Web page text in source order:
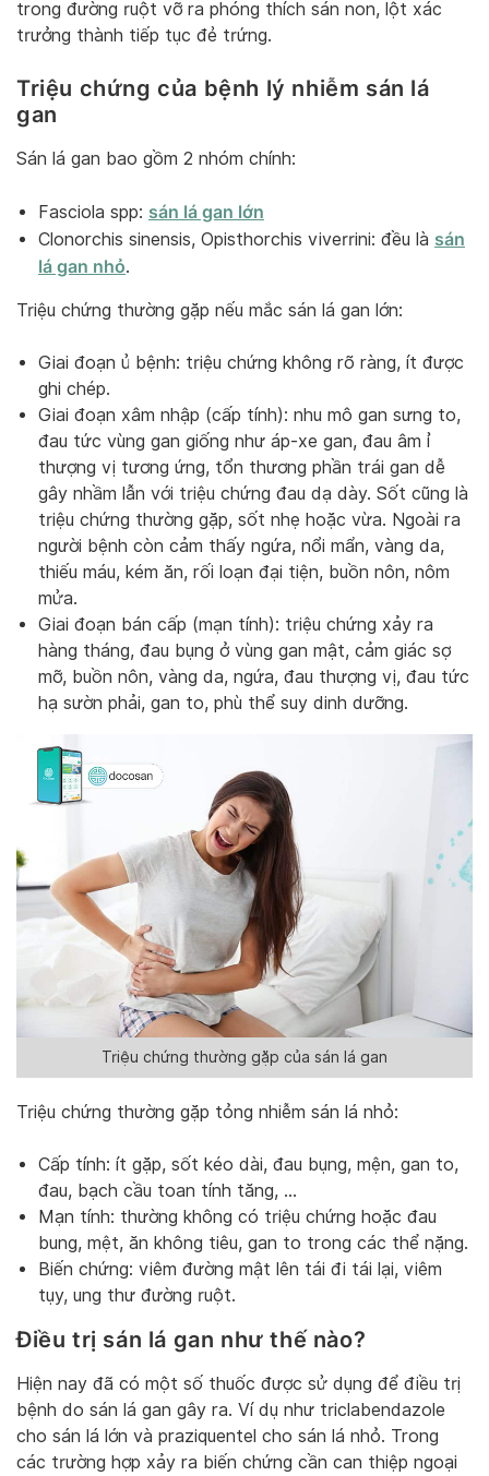
trong đường ruột vỡ ra phóng thích sán non, lột xác
trưởng thành tiếp tục đẻ trứng.
Triệu chứng của bệnh lý nhiễm sán lá
gan
Sán lá gan bao gồm 2 nhóm chính:
Fasciola spp: sán lá gan lớn
Clonorchis sinensis, Opisthorchis viverrini: đều là sán
lá gan nhỏ.
Triệu chứng thường gặp nếu mắc sán lá gan lớn:
Giai đoạn ủ bệnh: triệu chứng không rõ ràng, ít được
ghi chép.
Giai đoạn xâm nhập (cấp tính): nhu mô gan sưng to,
đau tức vùng gan giống như áp-xe gan, đau âm ỉ
thượng vị tương ứng, tổn thương phần trái gan dễ
gây nhầm lẫn với triệu chứng đau dạ dày. Sốt cũng là
triệu chứng thường gặp, sốt nhẹ hoặc vừa. Ngoài ra
người bệnh còn cảm thấy ngứa, nổi mẩn, vàng da,
thiếu máu, kém ăn, rối loạn đại tiện, buồn nôn, nôm
mửa.
Giai đoạn bán cấp (mạn tính): triệu chứng xảy ra
hàng tháng, đau bụng ở vùng gan mật, cảm giác sợ
mỡ, buồn nôn, vàng da, ngứa, đau thượng vị, đau tức
hạ sườn phải, gan to, phù thể suy dinh dưỡng.
Triệu chứng thường gặp của sán lá gan
Triệu chứng thường gặp tỏng nhiễm sán lá nhỏ:
Cấp tính: ít gặp, sốt kéo dài, đau bụng, mện, gan to,
đau, bạch cầu toan tính tăng, …
Mạn tính: thường không có triệu chứng hoặc đau
bung, mệt, ăn không tiêu, gan to trong các thể nặng.
Biến chứng: viêm đường mật lên tái đi tái lại, viêm
tụy, ung thư đường ruột.
Điều trị sán lá gan như thế nào?
Hiện nay đã có một số thuốc được sử dụng để điều trị
bệnh do sán lá gan gây ra. Ví dụ như triclabendazole
cho sán lá lớn và praziquentel cho sán lá nhỏ. Trong
các trường hợp xảy ra biến chứng cần can thiệp ngoại